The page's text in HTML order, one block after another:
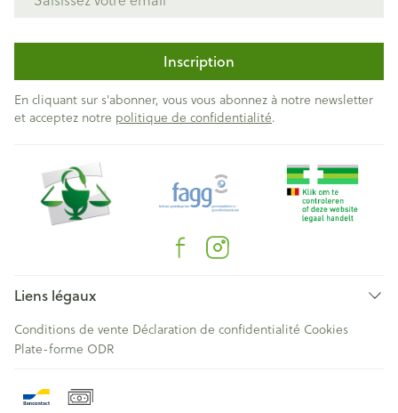
Inscription
En cliquant sur s'abonner, vous vous abonnez à notre newsletter
et acceptez notre politique de confidentialité.
Liens légaux
Conditions de vente Déclaration de confidentialité Cookies
Plate-forme ODR